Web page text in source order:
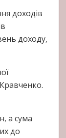
доходів
доходу,
а сума
до